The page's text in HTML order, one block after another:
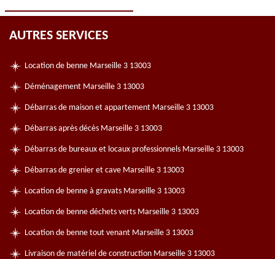
AUTRES SERVICES
Location de benne Marseille 3 13003
Déménagement Marseille 3 13003
Débarras de maison et appartement Marseille 3 13003
Débarras après décès Marseille 3 13003
Débarras de bureaux et locaux professionnels Marseille 3 13003
Débarras de grenier et cave Marseille 3 13003
Location de benne à gravats Marseille 3 13003
Location de benne déchets verts Marseille 3 13003
Location de benne tout venant Marseille 3 13003
Livraison de matériel de construction Marseille 3 13003